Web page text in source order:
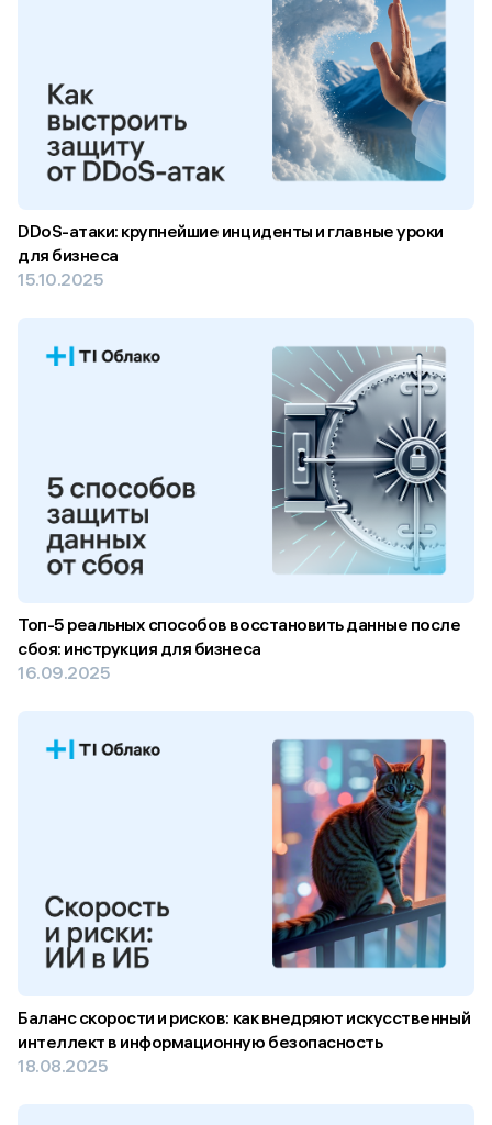
DDoS-атаки: крупнейшие инциденты и главные уроки
для бизнеса
15.10.2025
Топ-5 реальных способов восстановить данные после
сбоя: инструкция для бизнеса
16.09.2025
Баланс скорости и рисков: как внедряют искусственный
интеллект в информационную безопасность
18.08.2025